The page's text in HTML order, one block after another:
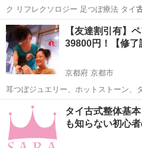
ク リフレクソロジー 足つぼ療法 タイ
ング スト…
埼玉 川口市 マッサージ
【友達割引有】
39800円！【修
京都府 京都市
耳つぼジュエリー、ホットストーン、
整体
タイ古式整体基
も知らない初心